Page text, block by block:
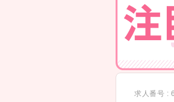
求人番号 :